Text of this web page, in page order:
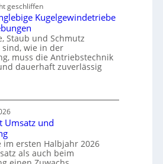
geschliffen
Kugelgewindetriebe
Staub und Schmutz
wie in der
muss die Antriebstechnik
dauerhaft zuverlässig
Umsatz und
im ersten Halbjahr 2026
als auch beim